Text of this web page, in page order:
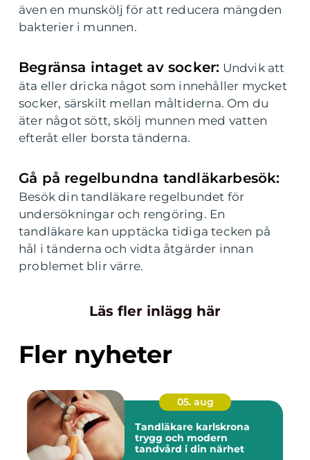
även en munskölj för att reducera mängden
bakterier i munnen.
Begränsa intaget av socker: Undvik att
äta eller dricka något som innehåller mycket
socker, särskilt mellan måltiderna. Om du
äter något sött, skölj munnen med vatten
efteråt eller borsta tänderna.
Gå på regelbundna tandläkarbesök:
Besök din tandläkare regelbundet för
undersökningar och rengöring. En
tandläkare kan upptäcka tidiga tecken på
hål i tänderna och vidta åtgärder innan
problemet blir värre.
Läs fler inlägg här
Fler nyheter
05. aug
Tandläkare karlskrona
trygg och modern
tandvård i din närhet